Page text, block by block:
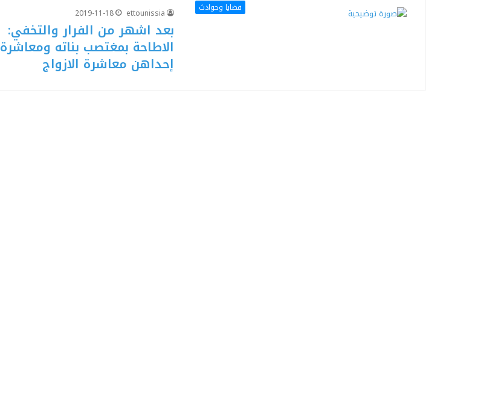
قضايا وحوادث ettounissia
2019-11-18
بعد اشهر من الفرار والتخفي:
الاطاحة بمغتصب بناته ومعاشرة
إحداهن معاشرة الازواج